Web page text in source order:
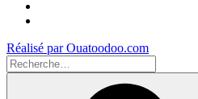
Réalisé par Ouatoodoo.com
Recherche
pour